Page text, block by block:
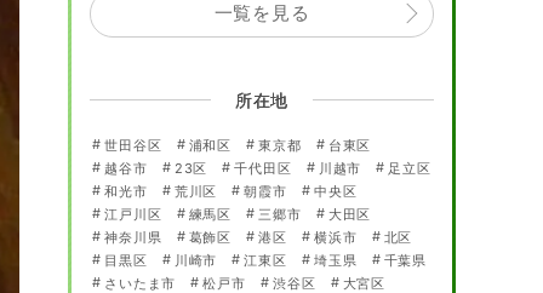
一覧を見る
所在地
世田谷区 浦和区 東京都
台東区
越谷市
23区 千代田区 川越市
足立区
和光市
荒川区 朝霞市
中央区
江戸川区
練馬区 三郷市
大田区
神奈川県
葛飾区 港区 横浜市
北区
目黒区
川崎市 江東区 埼玉県
千葉県
さいたま市
松戸市 渋谷区
大宮区